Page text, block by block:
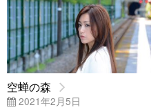
空蝉の森
2021年2月5日